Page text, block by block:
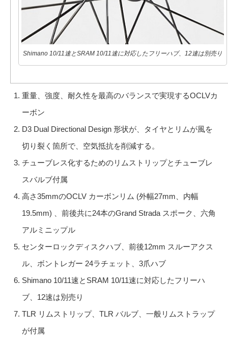
Shimano 10/11速とSRAM 10/11速に対応したフリーハブ、12速は別売り
重量、強度、耐久性を最高のバランスで実現するOCLVカ
ーボン
D3 Dual Directional Design 形状が、タイヤとリムが風を
切り裂く箇所で、空気抵抗を削減する。
チューブレス化するためのリムストリップとチューブレ
スバルブ付属
高さ35mmのOCLV カーボンリム (外幅27mm、内幅
19.5mm) 、前後共に24本のGrand Strada スポーク、六角
アルミニップル
センターロックディスクハブ、前後12mm スルーアクス
ル、ボントレガー 24ラチェット、3爪ハブ
Shimano 10/11速とSRAM 10/11速に対応したフリーハ
ブ、12速は別売り
TLR リムストリップ、TLR バルブ、一般リムストラップ
が付属